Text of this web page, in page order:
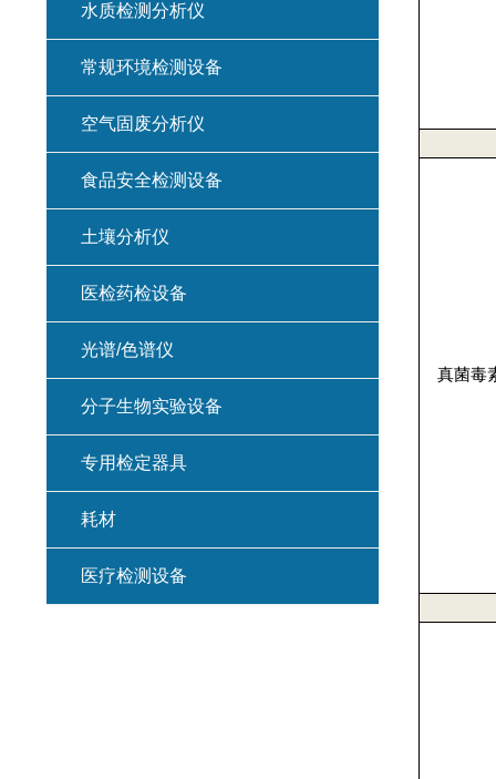
真菌毒
水质检测分析仪
常规环境检测设备
空气固废分析仪
食品安全检测设备
土壤分析仪
医检药检设备
光谱/色谱仪
分子生物实验设备
专用检定器具
耗材
医疗检测设备